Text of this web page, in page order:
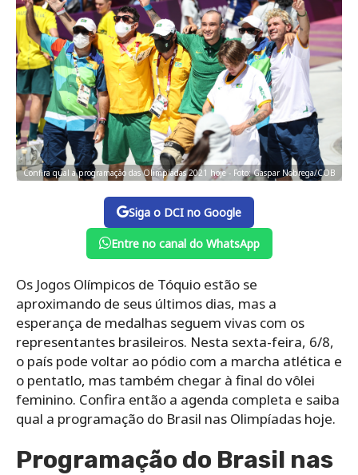
Confira qual a programação das Olimpíadas 2021 hoje - Foto: Gaspar Nobrega/COB
Siga o DCI no Google
Entre no canal do WhatsApp
Os Jogos Olímpicos de Tóquio estão se
aproximando de seus últimos dias, mas a
esperança de medalhas seguem vivas com os
representantes brasileiros. Nesta sexta-feira, 6/8,
o país pode voltar ao pódio com a marcha atlética e
o pentatlo, mas também chegar à final do vôlei
feminino. Confira então a agenda completa e saiba
qual a programação do Brasil nas Olimpíadas hoje.
Programação do Brasil nas